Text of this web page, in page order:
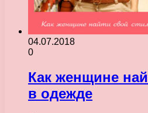
04.07.2018
0
Как женщине
в одежде